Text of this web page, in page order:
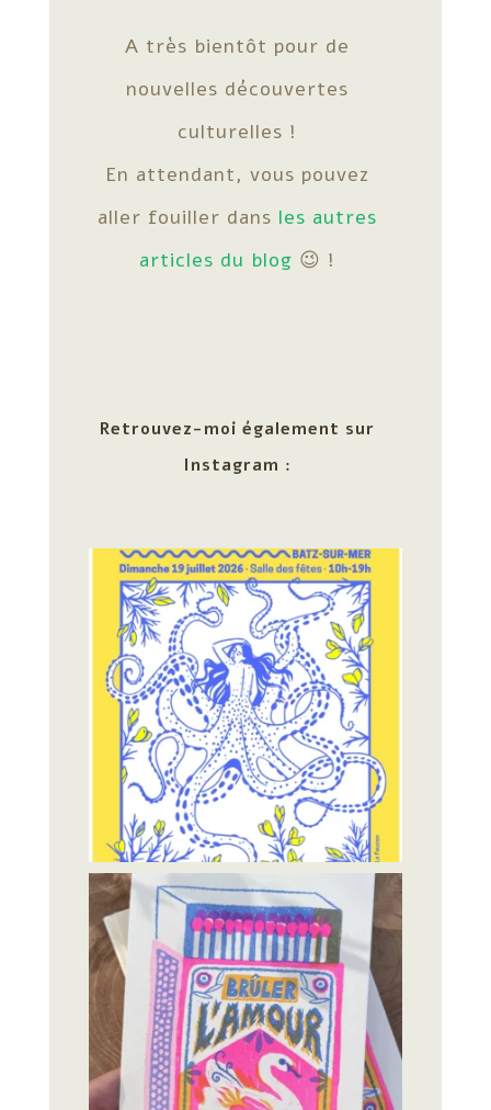
A très bientôt pour de
nouvelles découvertes
culturelles !
En attendant, vous pouvez
aller fouiller dans les autres
articles du blog 😉 !
Retrouvez-moi également sur
Instagram :